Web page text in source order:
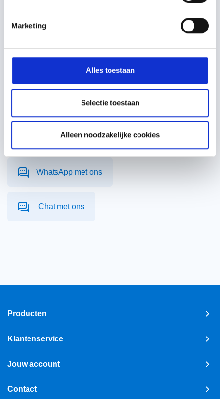
Marketing
Alles toestaan
Selectie toestaan
Alleen noodzakelijke cookies
Heb je advies nodig of een
vraag?
zitten klaar om je te helpen.
085 2020 520
E-mail onze experts
WhatsApp met ons
Chat met ons
Producten
Klantenservice
Jouw account
Contact